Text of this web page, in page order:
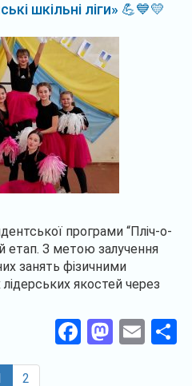
шкільні ліги» 💪💙💛
програми “Пліч-о-
етап. З метою залучення
занять фізичними
якостей через
Facebook
(current)
2